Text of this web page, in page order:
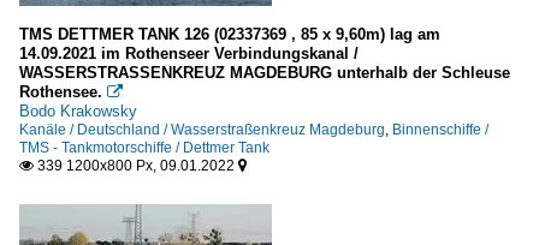
TMS DETTMER TANK 126 (02337369 , 85 x 9,60m) lag am
14.09.2021 im Rothenseer Verbindungskanal /
WASSERSTRASSENKREUZ MAGDEBURG unterhalb der Schleuse
Rothensee. 
Bodo Krakowsky
Kanäle / Deutschland / Wasserstraßenkreuz Magdeburg Binnenschiffe /
TMS - Tankmotorschiffe / Dettmer Tank
 339 1200x800 Px, 09.01.2022 